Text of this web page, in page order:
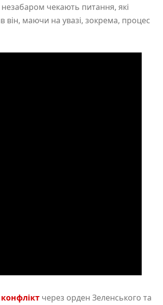
чекають питання, які
він, маючи на увазі, зокрема, процес
через орден Зеленського та